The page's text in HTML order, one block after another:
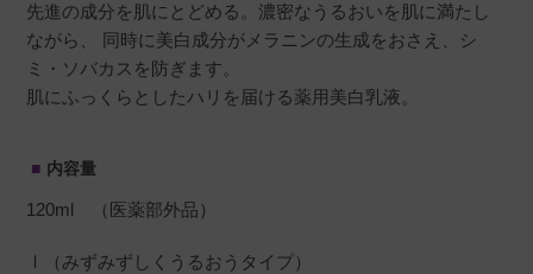
先進の成分を肌にとどめる。濃密なうるおいを肌に満たし
ながら、 同時に美白成分がメラニンの生成をおさえ、シ
ミ・ソバカスを防ぎます。
肌にふっくらとしたハリを届ける薬用美白乳液。
内容量
120ml （医薬部外品）
Ⅰ（みずみずしくうるおうタイプ）